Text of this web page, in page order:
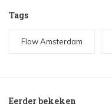
Tags
Flow Amsterdam
Eerder bekeken